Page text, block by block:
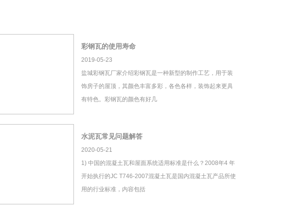
彩钢瓦的使用寿命
2019-05-23
盐城彩钢瓦厂家介绍彩钢瓦是一种新型的制作工艺，用于装
饰房子的屋顶，其颜色丰富多彩，各色各样，装饰起来更具
有特色。彩钢瓦的颜色有好几
水泥瓦常见问题解答
2020-05-21
1) 中国的混凝土瓦和屋面系统适用标准是什么？2008年4 年
开始执行的JC T746-2007混凝土瓦是国内混凝土瓦产品所使
用的行业标准，内容包括